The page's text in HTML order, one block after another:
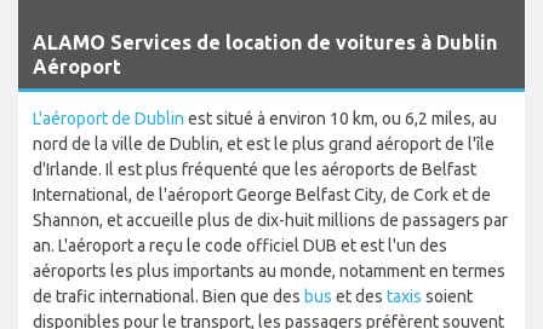
ALAMO Services de location de voitures à Dublin
Aéroport
L'aéroport de Dublin est situé à environ 10 km, ou 6,2 miles, au
nord de la ville de Dublin, et est le plus grand aéroport de l'île
d'Irlande. Il est plus fréquenté que les aéroports de Belfast
International, de l'aéroport George Belfast City, de Cork et de
Shannon, et accueille plus de dix-huit millions de passagers par
an. L'aéroport a reçu le code officiel DUB et est l'un des
aéroports les plus importants au monde, notamment en termes
de trafic international. Bien que des bus et des taxis soient
disponibles pour le transport, les passagers préfèrent souvent